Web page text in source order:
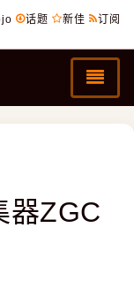
话题 新佳 订阅
器ZGC